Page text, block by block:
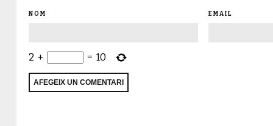
NOM EMAIL
2 + = 10